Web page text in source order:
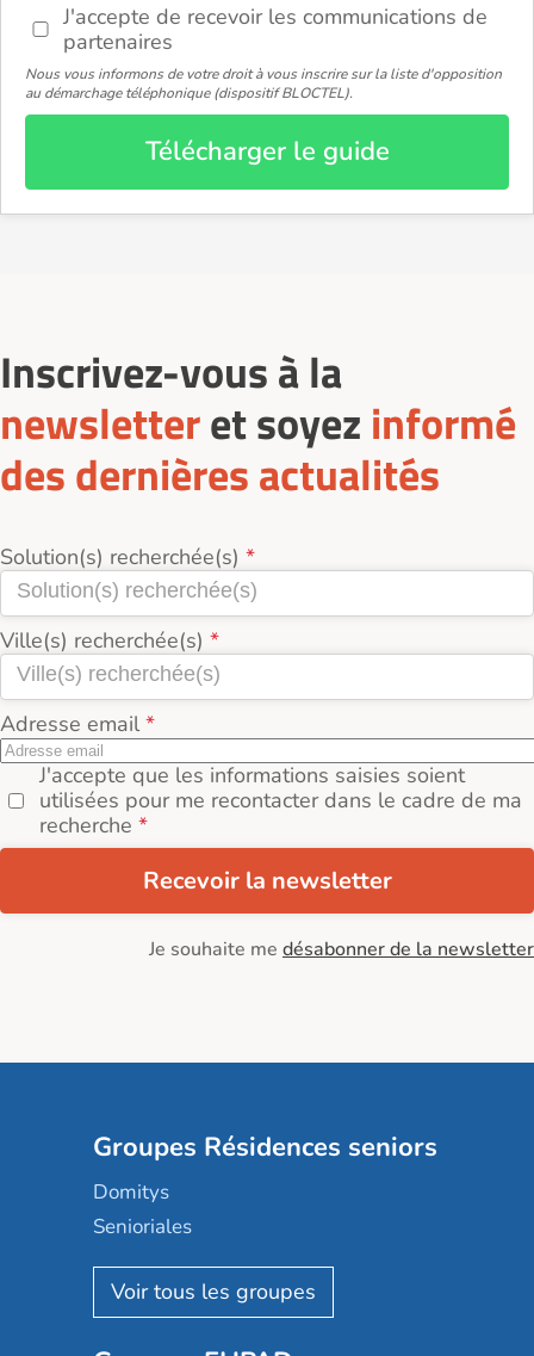
J'accepte de recevoir les communications de
partenaires
Nous vous informons de votre droit à vous inscrire sur la liste d'opposition
au démarchage téléphonique (dispositif BLOCTEL).
Télécharger le guide
Inscrivez-vous à la
newsletteret soyez informé
des dernières actualités
Solution(s) recherchée(s)
Ville(s) recherchée(s)
Adresse email
J'accepte que les informations saisies soient
utilisées pour me recontacter dans le cadre de ma
recherche
Recevoir la newsletter
Je souhaite me désabonner de la newsletter
Groupes Résidences seniors
Domitys
Senioriales
Nohée
Les Résidentiels